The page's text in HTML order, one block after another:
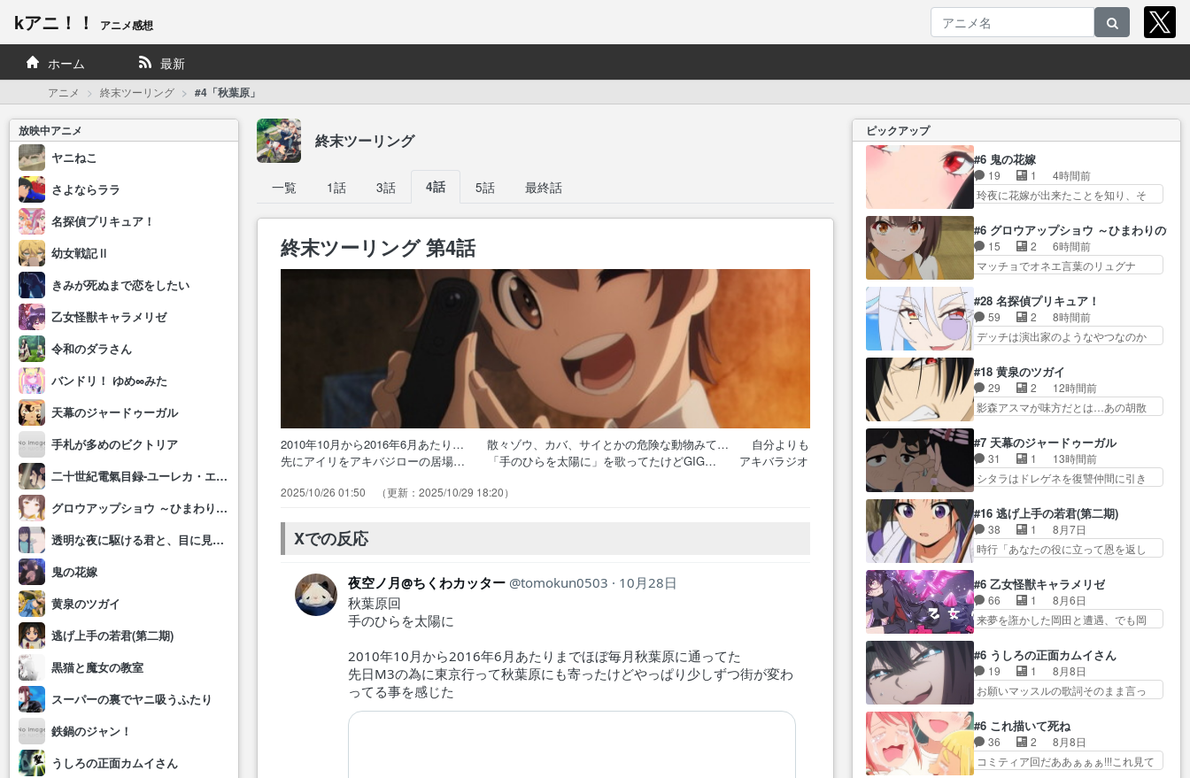
kアニ！！ アニメ感想
ホーム 最新
アニメ 終末ツーリング #4「秋葉原」
放映中アニメ
ヤニねこ
さよならララ
名探偵プリキュア！
幼女戦記Ⅱ
きみが死ぬまで恋をしたい
乙女怪獣キャラメリゼ
令和のダラさん
バンドリ！ ゆめ∞みた
天幕のジャードゥーガル
手札が多めのビクトリア
二十世紀電氣目録-ユーレカ・エヴリカ-
グロウアップショウ ～ひまわりのサーカス団～
透明な夜に駆ける君と、目に見えない恋をした。
鬼の花嫁
黄泉のツガイ
逃げ上手の若君(第二期)
黒猫と魔女の教室
スーパーの裏でヤニ吸うふたり
鉄鍋のジャン！
うしろの正面カムイさん
終末ツーリング
一覧 1話 3話 4話 5話 最終話
終末ツーリング 第4話
2010年10月から2016年6月あたり… 散々ゾウ、カバ、サイとかの危険な動物みて… 自分よりも
先にアイリをアキバジローの居場… 「手のひらを太陽に」を歌ってたけどGIG… アキバラジオ
った人の熱意は凄かったわりと好… 今の人類が滅んで新人類が生まれるとしてア… 衣装を着
2025/10/26 01:50 2025/10/29 18:20
Xでの反応
夜空ノ月@ちくわカッター tomokun0503
10月28日
秋葉原回
手のひらを太陽に
2010年10月から2016年6月あたりまでほぼ毎月秋葉原に通ってた
先日M3の為に東京行って秋葉原にも寄ったけどやっぱり少しずつ街が変わ
ってる事を感じた
ピックアップ
#6 鬼の花嫁
19 1
4時間前
玲夜に花嫁が出来たことを知り、そ
んだけど、ざまぁ、が中… 最
初、にゃん吉が透子のストーカーを
始めた… 高道きもいけどあれ横
で見せつけられるのは… 玲夜の
さ… にゃんきちくんのお母さん
が一番かわいいで… 花江さんが
中学生ストーカーしてた花江さ
が主人公にプレゼ… 「お願いが
あるときはキスでおねだりする」
… 透子とにゃん吉の馴れ初めを
見れて良かった…
#6 グロウアップショウ ～ひまわりのサ
15 2
6時間前
マッチョでオネエ言葉のリュグナ
可愛いね叡智で綺麗で可憐… ひ
まわりサーカスに突然現れた金髪の
大男少… 伝説の男の登場によっ
て、山田の輝かしき過… お父さ
諏… 第６話をｄアニメストアで
視聴しました。視… じゃがいも
しか食べられない貧乏サーカス
が出てきた。みず… おはようご
ざいます！瑞佳の正体が明かさ
れ… 朝も昼もおやつもじゃがい
も尽くしの『ひま…
#28 名探偵プリキュア！
59 2
8時間前
デッチは演出家のようなやつなのか
未来から来たのかな？ウ… 何か
事情がある、理由がある事をエクレ
ール… デッチアゲイン初登場。
ニジーとちょっとキ… 遂に探偵
ー… でっち上げApproach。帆羽
さんを正… どんな作品にも言え
る事で、「悪役」も「役… 怪盗
度… 「男性の欺瞞、悪意」が女
性に向かい悪さを… ニジーのナ
ルシスト系紳士な感じとも違う、…
#18 黄泉のツガイ
29 2
12時間前
影森アスマが味方だとは…あの胡散
アサ脱出時の話しか下界… やは
りアスマ(石田彰キャラ)は裏切り者
た… 原作を読むの我慢していて
よかっただって顔… どんどん増
人… 夜桜は「顔で損してる」っ
て言うけど、声で… おかしいな
石田が実はいい人っぽい？まだ
アサちゃん目的で… "顔で損して
る"企み顔て何…wアスマさん…
顔で損してるアスマさんついでに声
でも損し…
#7 天幕のジャードゥーガル
31 1
13時間前
シタラはドレゲネを復讐仲間に引き
ンを支えるチャガタイ家… トル
イに功績を挙げさせて政権と軍のバ
ラン… 覇道のトルイと王道のオ
ゴタイって感じかな… 賢い人物
の… シタラとボラクチンの考え
が初めてシンクロ… ドレゲネの
テントを後にするシタラの背後
治」国家の表舞台に… 前回のシ
タラと対比したおおらかな笑顔が
印… 戦争よりも経済の領域をそ
の視野に入れてい…
#16 逃げ上手の若君(第二期)
38 1
8月7日
時行「あなたの役に立って恩を返し
ただろと言われると返… このア
ニメの演出、同じCloverWor… 貞
宗の思考を読み切れなかったのは、
経験の… 信濃仮面いったい誰な
ったり将棋だったり、諏訪神党の三
大… ・これ罠じゃないの？・砦
を捨てるって同盟… 合戦におけ
山… 薄々思ってたけど実写パー
トに対する熱意が… 亜也子ちゃ
ん面白い親父さんが無事で良かっ…
#6 乙女怪獣キャラメリゼ
66 1
8月6日
来夢を誑かした岡田と遭遇、でも岡
か見てなかったと気付き… みん
なからのメイク道具が、らいりーさ
んを… らいりーの影響で理想に
向けて努力する黒絵… コングと
友… らいりーが己のルッキズム
と相対する話とし… らいりーさ
んが容姿の美醜でしか人を見な
#6 うしろの正面カムイさん
19 1
8月8日
お願いマッスルの歌詞そのまま言っ
した～バタバタしてて… 霊を大
量に成仏させた ジェットババアの
亜… 1日で6人は流石絶倫カムイ
婆もしっかり抱… 今回は交通悪
#6 これ描いて死ね
36 2
8月8日
コミティア回だああぁぁぁ!!!これ見て